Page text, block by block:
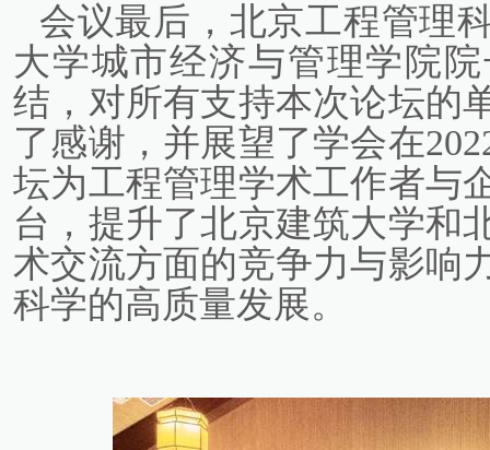
会议最后，北京工程管理
大学城市经济与管理学院
结，对所有支持本次论坛的
了感谢，并展望了学会在
坛为工程管理学术工作者与
台，提升了北京建筑大学和
术交流方面的竞争力与影响
科学的高质量发展。